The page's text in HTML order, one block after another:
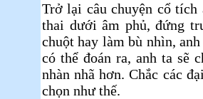
Trở lại câu chuyện cổ
thai dưới âm phủ, đứng
chuột hay làm bù nhìn,
có thể đoán ra, anh ta sẽ
nhàn nhã hơn. Chắc các
chọn như thế.